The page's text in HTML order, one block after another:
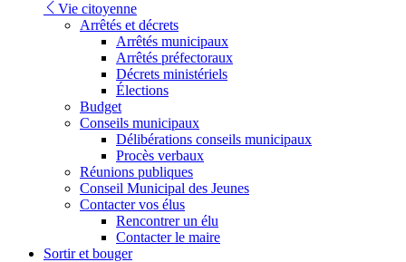
Vie citoyenne
Arrêtés et décrets
Arrêtés municipaux
Arrêtés préfectoraux
Décrets ministériels
Élections
Budget
Conseils municipaux
Délibérations conseils municipaux
Procès verbaux
Réunions publiques
Conseil Municipal des Jeunes
Contacter vos élus
Rencontrer un élu
Contacter le maire
Sortir et bouger